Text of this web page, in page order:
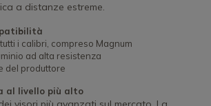
a distanze estreme.
i calibri, compreso Magnum
ad alta resistenza
del produttore
al livello più alto